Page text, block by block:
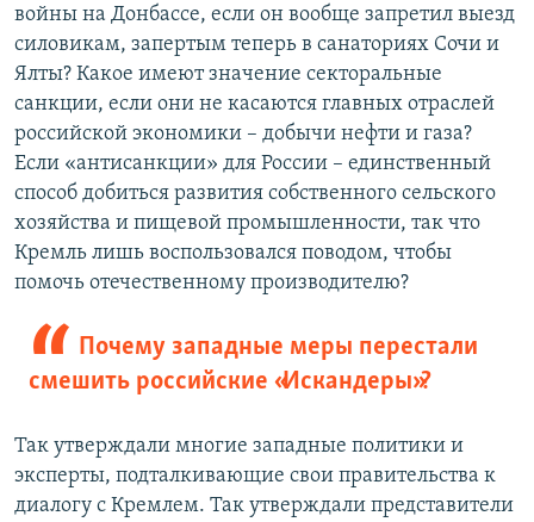
войны на Донбассе, если он вообще запретил выезд
силовикам, запертым теперь в санаториях Сочи и
Ялты? Какое имеют значение секторальные
санкции, если они не касаются главных отраслей
российской экономики – добычи нефти и газа?
Если «антисанкции» для России – единственный
способ добиться развития собственного сельского
хозяйства и пищевой промышленности, так что
Кремль лишь воспользовался поводом, чтобы
помочь отечественному производителю?
Почему западные меры перестали
смешить российские «Искандеры»?
Так утверждали многие западные политики и
эксперты, подталкивающие свои правительства к
диалогу с Кремлем. Так утверждали представители